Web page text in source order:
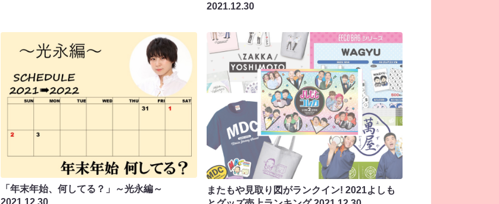
2021.12.30
「年末年始、何してる？」～光永編～
またもや見取り図がランクイン! 2021よしも